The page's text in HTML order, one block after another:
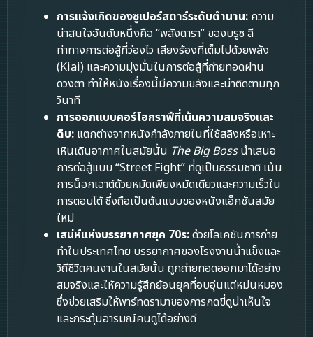
การแจ้งเกิดของซูเปอร์สตาร์ระดับตำนาน: ความ
น่าสนใจอันดับหนึ่งคือ “พลังดารา” ของบรูซ ลี
ท่าทางการต่อสู้ที่ว่องไว เสียงร้องที่เต็มไปด้วยพลัง
(Kiai) และความมุ่งมั่นในการต่อสู้ที่ถ่ายทอดผ่าน
ดวงตา ทำให้หนังเรื่องนี้มีความขลังและน่าติดตามทุก
วินาที
การออกแบบคอร์โอกราฟีที่เน้นความสมจริงและ
ดิบ: แตกต่างจากหนังกำลังภายในที่ใช้สลิงหรือเหาะ
เหินเดินอากาศในสมัยนั้น The Big Bossนำเสนอ
การต่อสู้แบบ “Street Fight” ที่ดูเป็นธรรมชาติ เน้น
การน็อกเอาต์ด้วยหมัดเพียงหมัดเดียวและความเร็วใน
การตอบโต้ ซึ่งถือเป็นต้นแบบของหนังแอ็กชันสมัย
ใหม่
เสน่ห์แห่งบรรยากาศยุค 70s:ด้วยโลเคชันการถ่าย
ทำในประเทศไทย บรรยากาศของโรงงานน้ำแข็งและ
วิถีชีวิตคนงานในสมัยนั้น ถูกถ่ายทอดออกมาได้อย่าง
สมจริงและให้ความรู้สึกย้อนยุคที่อบอุ่นแต่หม่นหมอง
ซึ่งช่วยเสริมให้พาร์ทดรามาของการกดขี่ดูน่าเห็นใจ
และกระตุ้นอารมณ์คนดูได้อย่างดี